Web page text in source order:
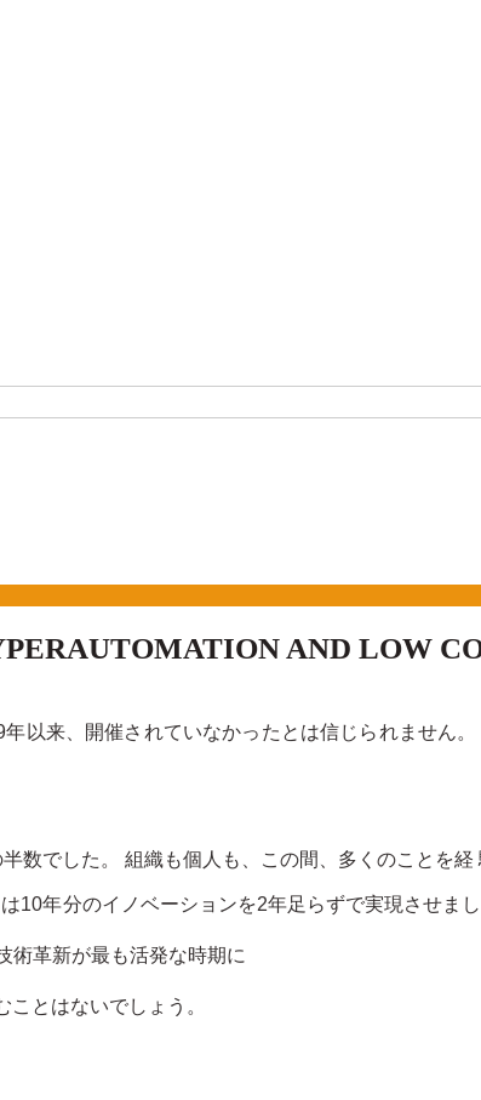
AND LOW
以来、開催されていなかったとは信じられません
数でした。 組織も個人も、この間、多くのことを経
10年分のイノベーションを2年足らずで実現させま
術革新が最も活発な時期に
とはないでしょう。